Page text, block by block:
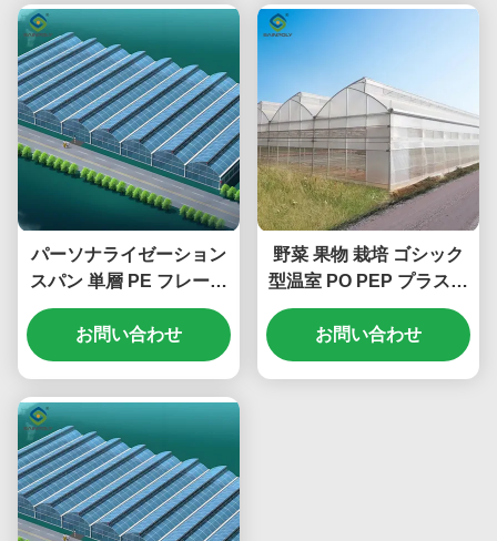
パーソナライゼーション
スパン 単層 PE フレーム
4m 高さの大きな商業温
室
お問い合わせ
野菜 果物 栽培 ゴシック
型温室 PO PEP プラスチ
ックフィルムカバー
お問い合わせ